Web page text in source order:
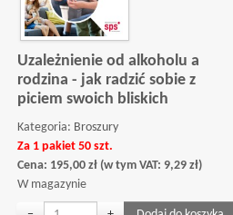
Uzależnienie od alkoholu a
rodzina - jak radzić sobie z
piciem swoich bliskich
Kategoria: Broszury
Za 1 pakiet 50 szt.
Cena: 195,00 zł (w tym VAT:9,29 zł)
W magazynie